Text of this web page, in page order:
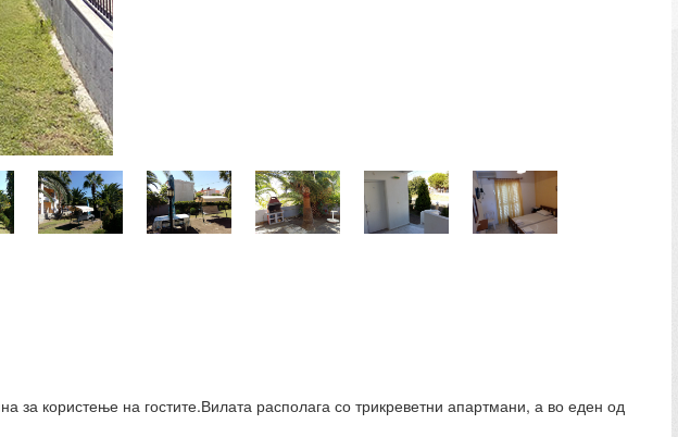
за користење на гостите.Вилата располага со трикреветни апартмани, а во еден од